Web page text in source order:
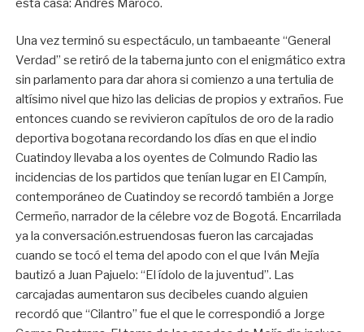
esta casa: Andrés Maroco.
Una vez terminó su espectáculo, un tambaeante “General
Verdad” se retiró de la taberna junto con el enigmático extra
sin parlamento para dar ahora si comienzo a una tertulia de
altísimo nivel que hizo las delicias de propios y extraños. Fue
entonces cuando se revivieron capítulos de oro de la radio
deportiva bogotana recordando los días en que el indio
Cuatindoy llevaba a los oyentes de Colmundo Radio las
incidencias de los partidos que tenían lugar en El Campín,
contemporáneo de Cuatindoy se recordó también a Jorge
Cermeño, narrador de la célebre voz de Bogotá. Encarrilada
ya la conversación.estruendosas fueron las carcajadas
cuando se tocó el tema del apodo con el que Iván Mejía
bautizó a Juan Pajuelo: “El ídolo de la juventud”. Las
carcajadas aumentaron sus decibeles cuando alguien
recordó que “Cilantro” fue el que le correspondió a Jorge